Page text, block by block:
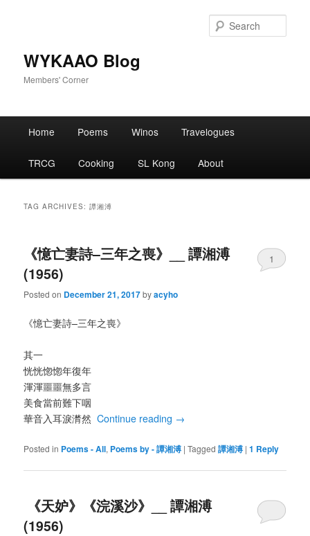
WYKAAO Blog
Members' Corner
Home Poems Winos Travelogues
TRCG Cooking SL Kong About
TAG ARCHIVES:譚湘溥
《憶亡妻詩–三年之喪》__ 譚湘溥
(1956)
Posted on December 21, 2017byacyho
1
《憶亡妻詩–三年之喪》
其一
恍恍惚惚年復年
渾渾噩噩無多言
美食當前難下咽
華音入耳淚潸然Continue reading →
Posted in Poems - All, Poems by - 譚湘溥 |Tagged 譚湘溥 |1 Reply
《天妒》《浣溪沙》__ 譚湘溥
(1956)